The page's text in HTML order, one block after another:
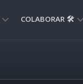
COLABORAR 🛠️